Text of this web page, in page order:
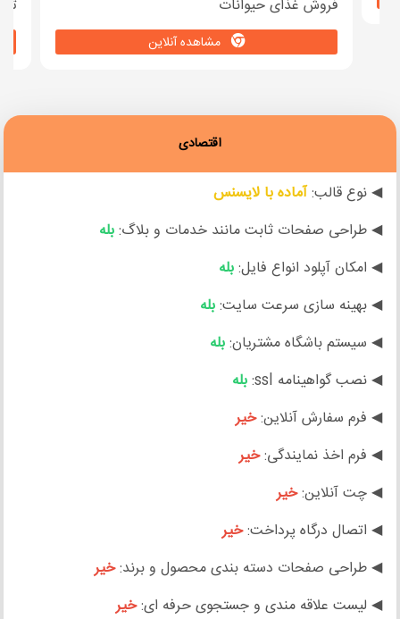
فروش غذای حیوانات
مشاهده آنلاین
اقتصادی
◀ نوع قالب:آماده با لایسنس
◀ طراحی صفحات ثابت مانند خدمات و بلاگ:بله
◀ امکان آپلود انواع فایل:بله
◀ بهینه سازی سرعت سایت:بله
◀ سیستم باشگاه مشتریان:بله
◀ نصب گواهینامه ssl:
بله
◀ فرم سفارش آنلاین:خیر
◀ فرم اخذ نمایندگی:خیر
◀ چت آنلاین:خیر
◀ اتصال درگاه پرداخت:خیر
◀ طراحی صفحات دسته بندی محصول و برند:خیر
◀ لیست علاقه مندی و جستجوی حرفه ای:خیر